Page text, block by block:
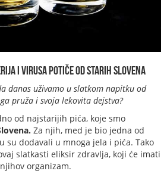
i virusa potiče od starih Slovena
danas uživamo u slatkom napitku od
pruža i svoja lekovita dejstva?
od najstarijih pića, koje smo
Za njih, med je bio jedna od
su dodavali u mnoga jela i pića. Tako
slatkasti eliksir zdravlja, koji će imati
organizam.